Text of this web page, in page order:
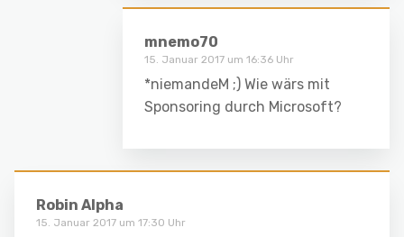
mnemo70
15. Januar 2017 um 16:36 Uhr
*niemandeM ;) Wie wärs mit
Sponsoring durch Microsoft?
Robin Alpha
15. Januar 2017 um 17:30 Uhr